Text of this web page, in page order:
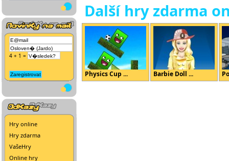
4 + 1 =
Hry online
Hry zdarma
VašeHry
Online hry
Další hry zdarma
Physics Cup ... Barbie Doll ...